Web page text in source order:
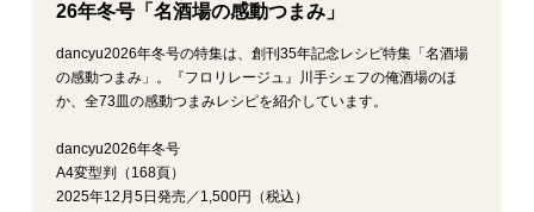
26年冬号「名酒場の感動つまみ」
dancyu2026年冬号の特集は、創刊35年記念レシピ特集「名酒場
の感動つまみ」。『フロリレージュ』川手シェフの俺酒場のほ
か、全73皿の感動つまみレシピを紹介しています。
dancyu2026年冬号
A4変型判（168頁）
2025年12月5日発売／1,500円（税込）